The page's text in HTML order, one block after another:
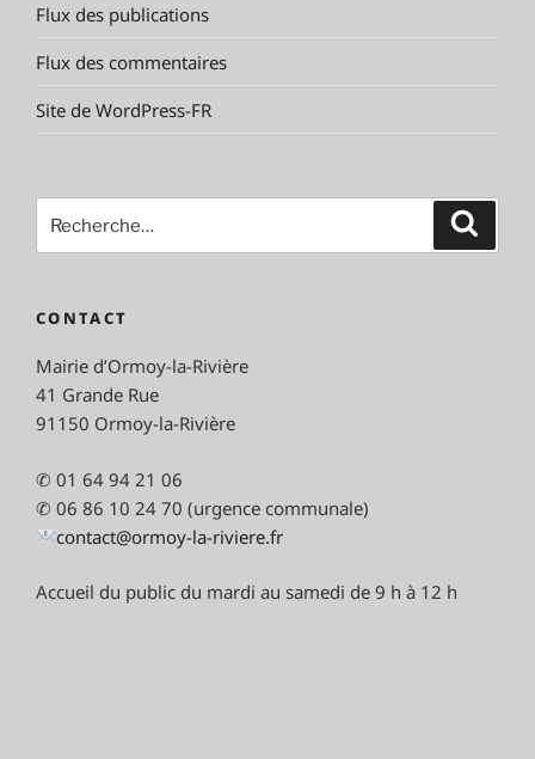
Flux des publications
Flux des commentaires
Site de WordPress-FR
pour
CONTACT
Mairie d’Ormoy-la-Rivière
41 Grande Rue
91150 Ormoy-la-Rivière
✆ 01 64 94 21 06
✆ 06 86 10 24 70 (urgence communale)
contact@ormoy-la-riviere.fr
Accueil du public du mardi au samedi de 9 h à 12 h